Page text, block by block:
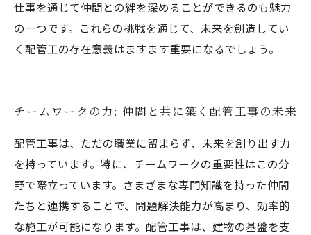
仕事を通じて仲間との絆を深めることができるのも魅力
の一つです。これらの挑戦を通じて、未来を創造してい
く配管工の存在意義はますます重要になるでしょう。
チームワークの力: 仲間と共に築く配管工事の未来
配管工事は、ただの職業に留まらず、未来を創り出す力
を持っています。特に、チームワークの重要性はこの分
野で際立っています。さまざまな専門知識を持った仲間
たちと連携することで、問題解決能力が高まり、効率的
な施工が可能になります。配管工事は、建物の基盤を支